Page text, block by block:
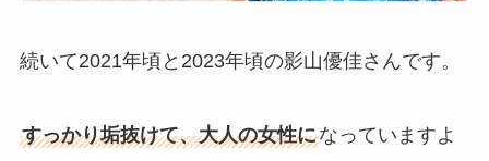
続いて2021年頃と2023年頃の影山優佳さんです。
すっかり垢抜けて、大人の女性になっていますよ